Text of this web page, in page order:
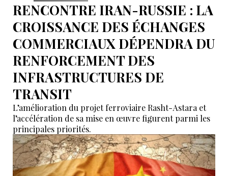
RENCONTRE IRAN-RUSSIE : LA
CROISSANCE DES ÉCHANGES
COMMERCIAUX DÉPENDRA DU
RENFORCEMENT DES
INFRASTRUCTURES DE
TRANSIT
L’amélioration du projet ferroviaire Rasht-Astara et
l’accélération de sa mise en œuvre figurent parmi les
principales priorités.